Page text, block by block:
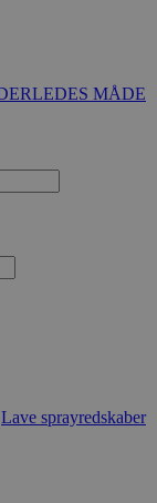
MÅDE
Lave sprayredskaber